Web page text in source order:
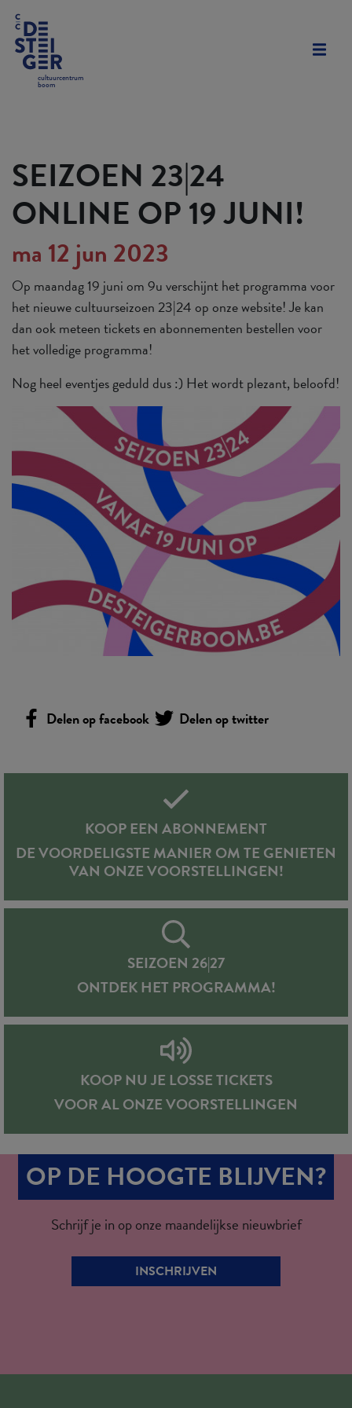
cultuurcentrum
boom
SEIZOEN 23|24
ONLINE OP 19 JUNI!
ma 12 jun 2023
Op maandag 19 juni om 9u verschijnt het programma voor
het nieuwe cultuurseizoen 23|24 op onze website! Je kan
dan ook meteen tickets en abonnementen bestellen voor
het volledige programma!
Nog heel eventjes geduld dus :) Het wordt plezant, beloofd!
Delen op facebook Delen op twitter
KOOP EEN ABONNEMENT
DE VOORDELIGSTE MANIER OM TE GENIETEN
VAN ONZE VOORSTELLINGEN!
SEIZOEN 26|27
ONTDEK HET PROGRAMMA!
KOOP NU JE LOSSE TICKETS
VOOR AL ONZE VOORSTELLINGEN
OP DE HOOGTE BLIJVEN?
Schrijf je in op onze maandelijkse nieuwbrief
INSCHRIJVEN